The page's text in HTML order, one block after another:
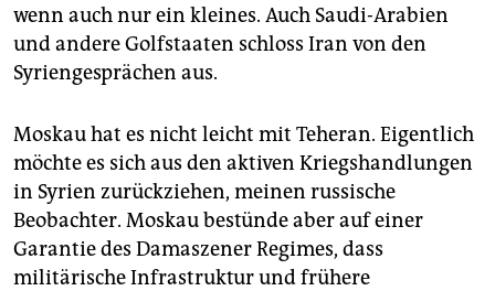
wenn auch nur ein kleines. Auch Saudi-Arabien
und andere Golfstaaten schloss Iran von den
Syriengesprächen aus.
Moskau hat es nicht leicht mit Teheran. Eigentlich
möchte es sich aus den aktiven Kriegshandlungen
in Syrien zurückziehen, meinen russische
Beobachter. Moskau bestünde aber auf einer
Garantie des Damaszener Regimes, dass
militärische Infrastruktur und frühere